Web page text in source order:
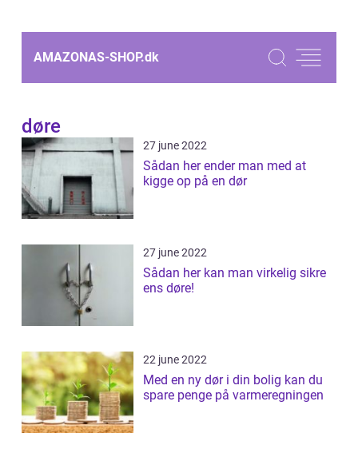
AMAZONAS-SHOP.dk
døre
27 june 2022
Sådan her ender man med at
kigge op på en dør
27 june 2022
Sådan her kan man virkelig sikre
ens døre!
22 june 2022
Med en ny dør i din bolig kan du
spare penge på varmeregningen